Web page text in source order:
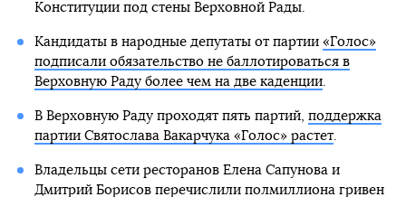
Конституции под стены Верховной Рады.
Кандидаты в народные депутаты от партии «Голос»
подписали обязательство не баллотироваться в
Верховную Раду более чем на две каденции.
В Верховную Раду проходят пять партий, поддержка
партии Святослава Вакарчука «Голос» растет.
Владельцы сети ресторанов Елена Сапунова и
Дмитрий Борисов перечислили полмиллиона гривен